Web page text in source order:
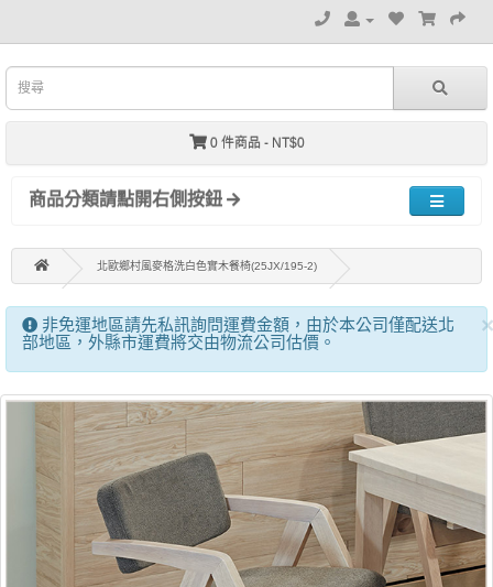
0 件商品 - NT$0
商品分類請點開右側按鈕
北歐鄉村風麥格洗白色實木餐椅(25JX/195-2)
×
非免運地區請先私訊詢問運費金額，由於本公司僅配送北
部地區，外縣市運費將交由物流公司估價。